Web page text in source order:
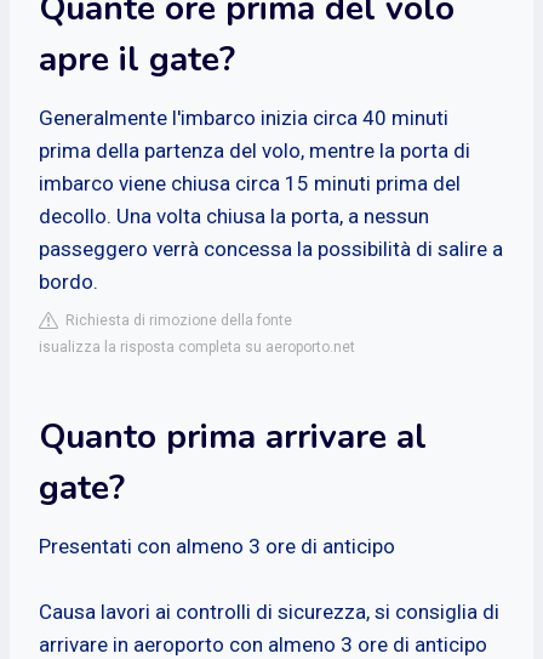
apre il gate?
Generalmente l'imbarco inizia circa 40 minuti
prima della partenza del volo, mentre la porta di
imbarco viene chiusa circa 15 minuti prima del
decollo. Una volta chiusa la porta, a nessun
passeggero verrà concessa la possibilità di salire a
bordo.
Richiesta di rimozione della fonte
isualizza la risposta completa su aeroporto.net
Quanto prima arrivare al
gate?
Presentati con almeno 3 ore di anticipo
Causa lavori ai controlli di sicurezza, si consiglia di
arrivare in aeroporto con almeno 3 ore di anticipo